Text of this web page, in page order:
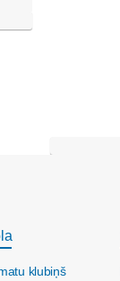
klubiņš